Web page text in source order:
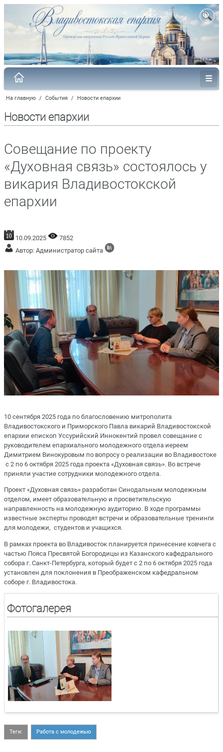
На главную / События / Новости епархии
Новости епархии
Совещание по проекту
«Духовная связь» состоялось у
викария Владивостокской
епархии
10.09.2025
7852
Автор: Администратор сайта
10 сентября 2025 года по благословению митрополита
Владивостокского и Приморского Павла викарий Владивостокской
епархии епископ Уссурийский Иннокентий провел совещание с
руководителем епархиального молодежного отдела иереем
Димитрием Винокуровым по вопросу о реализации во Владивостоке
с 2 по 6 октября 2025 года проекта «Духовная связь». Во встрече
приняли участие сотрудники молодежного отдела.
Проект «Духовная связь» разработан Синодальным молодежным
отделом, имеет образовательную и просветительскую
направленность на молодежную аудиторию. В ходе программы
известные эксперты проводят встречи и образовательные тренинги
для молодежи, студентов и учащихся.
В рамках проекта во Владивосток планируется принесение ковчега с
частью Пояса Пресвятой Богородицы из Казанского кафедрального
собора г. Санкт-Петербурга, который будет с 2 по 6 октября 2025 года
установлен для поклонения в Преображенском кафедральном
соборе г. Владивостока.
Фотогалерея
Теги: Работа с молодежью